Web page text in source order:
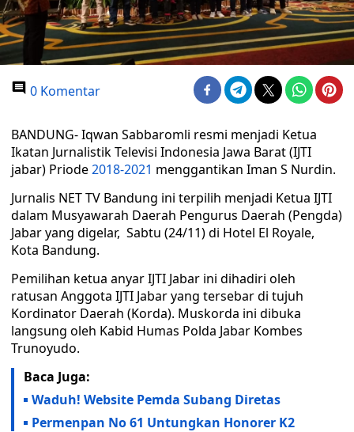
0 Komentar
BANDUNG- Iqwan Sabbaromli resmi menjadi Ketua
Ikatan Jurnalistik Televisi Indonesia Jawa Barat (IJTI
jabar) Priode2018-2021 menggantikan Iman S Nurdin.
Jurnalis NET TV Bandung ini terpilih menjadi Ketua IJTI
dalam Musyawarah Daerah Pengurus Daerah (Pengda)
Jabar yang digelar, Sabtu (24/11) di Hotel El Royale,
Kota Bandung.
Pemilihan ketua anyar IJTI Jabar ini dihadiri oleh
ratusan Anggota IJTI Jabar yang tersebar di tujuh
Kordinator Daerah (Korda). Muskorda ini dibuka
langsung oleh Kabid Humas Polda Jabar Kombes
Trunoyudo.
Baca Juga:
Waduh! Website Pemda Subang Diretas
Permenpan No 61 Untungkan Honorer K2